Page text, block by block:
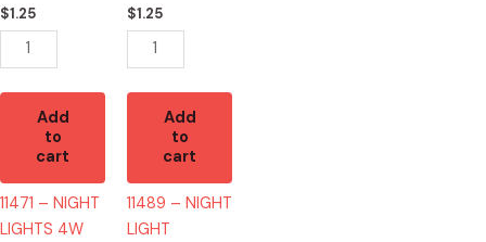
$1.25
quantity
Add
to
cart
11471 – NIGHT
LIGHTS 4W
$1.25
(4)
quantity
Add
to
cart
11489 – NIGHT
LIGHT